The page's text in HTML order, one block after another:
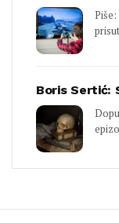
Boris Sertić: